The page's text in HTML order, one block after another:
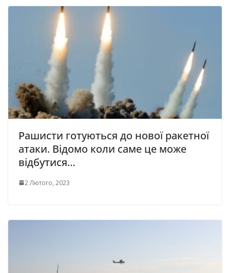
Рашисти готуються до нової ракетної
атаки. Відомо коли саме це може
відбутися…
2 Лютого, 2023